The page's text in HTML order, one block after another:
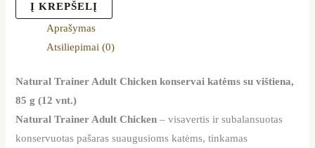
Į KREPŠELĮ
Aprašymas
Atsiliepimai (0)
Natural Trainer Adult Chicken konservai katėms su vištiena,
85 g (12 vnt.)
Natural Trainer Adult Chicken – visavertis ir subalansuotas
konservuotas pašaras suaugusioms katėms, tinkamas